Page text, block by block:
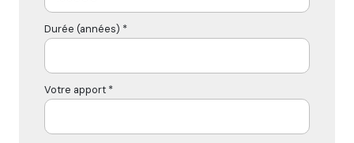
Durée (années) *
Votre apport *